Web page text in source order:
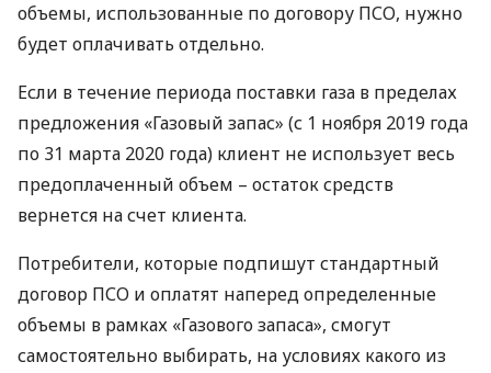
объемы, использованные по договору ПСО, нужно
будет оплачивать отдельно.
Если в течение периода поставки газа в пределах
предложения «Газовый запас» (с 1 ноября 2019 года
по 31 марта 2020 года) клиент не использует весь
предоплаченный объем – остаток средств
вернется на счет клиента.
Потребители, которые подпишут стандартный
договор ПСО и оплатят наперед определенные
объемы в рамках «Газового запаса», смогут
самостоятельно выбирать, на условиях какого из